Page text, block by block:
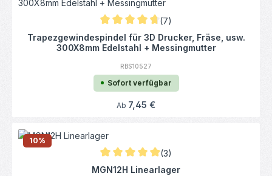
Durchschnittliche Bewertung von 4.86 von
(7)
Trapezgewindespindel für 3D Drucker, Fräse, usw.
300X8mm Edelstahl + Messingmutter
RBS10527
Sofort verfügbar
Regulärer Preis:
Ab 7,45 €
10%
Durchschnittliche Bewertung von 5 von 5
(3)
MGN12H Linearlager